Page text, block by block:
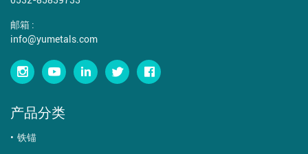
邮箱 :
info@yumetals.com
产品分类
铁锚